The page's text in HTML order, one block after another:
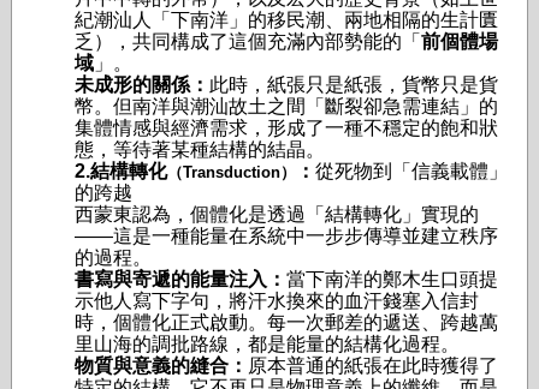
紀潮汕人「下南洋」的移民潮、兩地相隔的生計匱
乏），共同構成了這個充滿內部勢能的「 前個體場
域 」。
未成形的關係： 此時，紙張只是紙張，貨幣只是貨
幣。但南洋與潮汕故土之間「斷裂卻急需連結」的
集體情感與經濟需求，形成了一種不穩定的飽和狀
態，等待著某種結構的結晶。
2.結構轉化（Transduction） ： 從死物到「信義載體」
的跨越
西蒙東認為，個體化是透過「結構轉化」實現的
——這是一種能量在系統中一步步傳導並建立秩序
的過程。
書寫與寄遞的能量注入： 當下南洋的鄭木生口頭提
示他人寫下字句，將汗水換來的血汗錢塞入信封
時，個體化正式啟動。每一次郵差的遞送、跨越萬
里山海的調批路線，都是能量的結構化過程。
物質與意義的縫合： 原本普通的紙張在此時獲得了